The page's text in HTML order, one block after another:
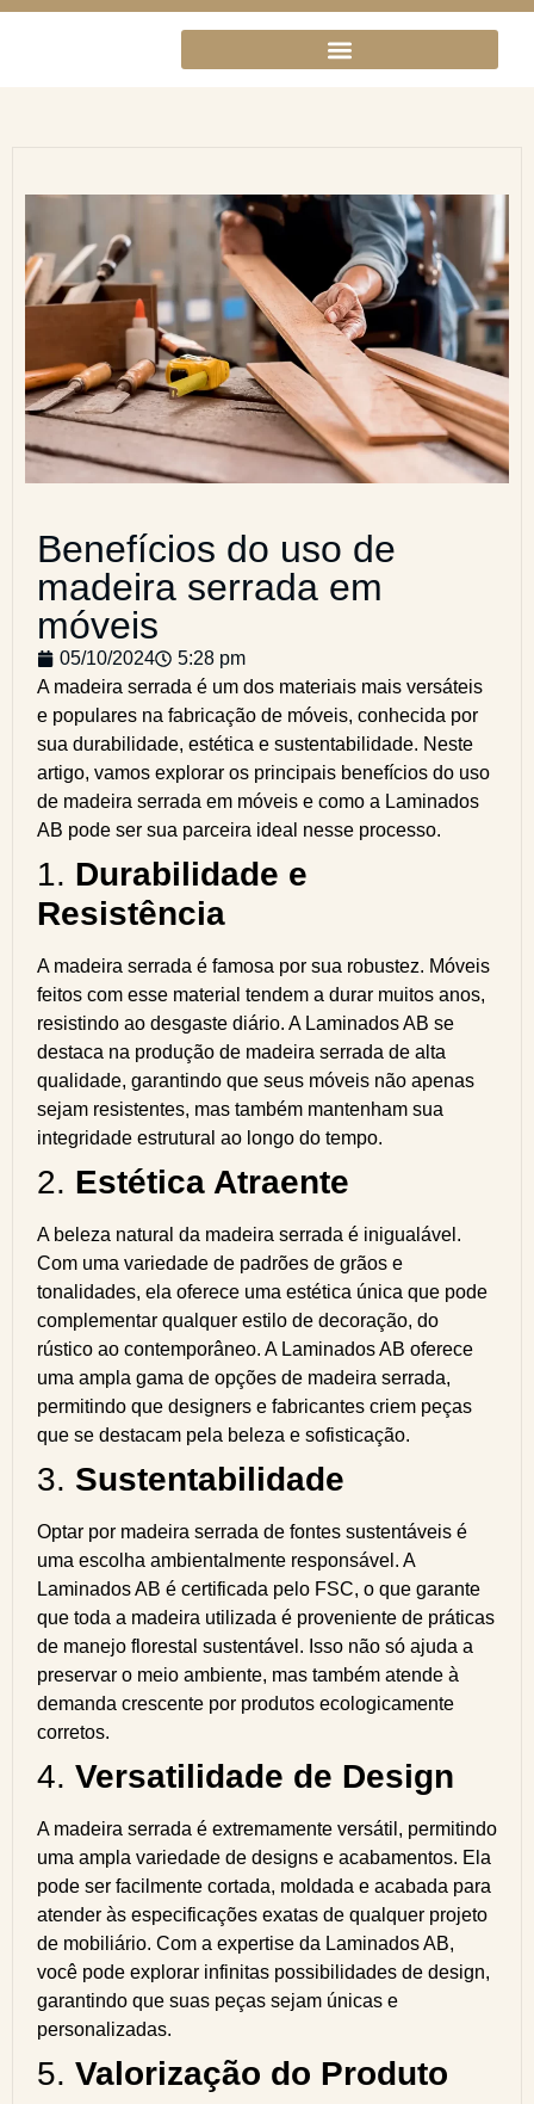
Benefícios do uso de
madeira serrada em
móveis
05/10/2024
5:28 pm
A madeira serrada é um dos materiais mais versáteis
e populares na fabricação de móveis, conhecida por
sua durabilidade, estética e sustentabilidade. Neste
artigo, vamos explorar os principais benefícios do uso
de madeira serrada em móveis e como a Laminados
AB pode ser sua parceira ideal nesse processo.
1. Durabilidade e
Resistência
A madeira serrada é famosa por sua robustez. Móveis
feitos com esse material tendem a durar muitos anos,
resistindo ao desgaste diário. A Laminados AB se
destaca na produção de madeira serrada de alta
qualidade, garantindo que seus móveis não apenas
sejam resistentes, mas também mantenham sua
integridade estrutural ao longo do tempo.
2. Estética Atraente
A beleza natural da madeira serrada é inigualável.
Com uma variedade de padrões de grãos e
tonalidades, ela oferece uma estética única que pode
complementar qualquer estilo de decoração, do
rústico ao contemporâneo. A Laminados AB oferece
uma ampla gama de opções de madeira serrada,
permitindo que designers e fabricantes criem peças
que se destacam pela beleza e sofisticação.
3. Sustentabilidade
Optar por madeira serrada de fontes sustentáveis é
uma escolha ambientalmente responsável. A
Laminados AB é certificada pelo FSC, o que garante
que toda a madeira utilizada é proveniente de práticas
de manejo florestal sustentável. Isso não só ajuda a
preservar o meio ambiente, mas também atende à
demanda crescente por produtos ecologicamente
corretos.
4. Versatilidade de Design
A madeira serrada é extremamente versátil, permitindo
uma ampla variedade de designs e acabamentos. Ela
pode ser facilmente cortada, moldada e acabada para
atender às especificações exatas de qualquer projeto
de mobiliário. Com a expertise da Laminados AB,
você pode explorar infinitas possibilidades de design,
garantindo que suas peças sejam únicas e
personalizadas.
5. Valorização do Produto